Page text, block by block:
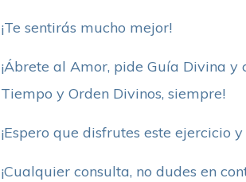
¡Te sentirás mucho mejor!
¡Ábrete al Amor, pide Guía Divina y
Tiempo y Orden Divinos, siempre!
¡Espero que disfrutes este ejercicio
¡Cualquier consulta, no dudes en